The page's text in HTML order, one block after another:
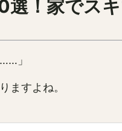
選！家でス
」
ますよね。